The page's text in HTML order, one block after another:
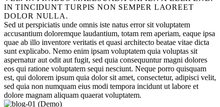
IN TINCIDUNT TURPIS NON SEMPER LAOREET
DOLOR NULLA.
Sed ut perspiciatis unde omnis iste natus error sit voluptatem
accusantium doloremque laudantium, totam rem aperiam, eaque ipsa
quae ab illo inventore veritatis et quasi architecto beatae vitae dicta
sunt explicabo. Nemo enim ipsam voluptatem quia voluptas sit
aspernatur aut odit aut fugit, sed quia consequuntur magni dolores
eos qui ratione voluptatem sequi nesciunt. Neque porro quisquam
est, qui dolorem ipsum quia dolor sit amet, consectetur, adipisci velit,
sed quia non numquam eius modi tempora incidunt ut labore et
dolore magnam aliquam quaerat voluptatem.